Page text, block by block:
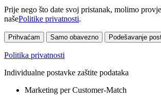
Prije nego što date svoj pristanak, molimo
našePolitike privatnosti.
Prihvaćam Samo obavezno Podešavanje
Politika privatnosti
Individualne postavke zaštite podataka
Marketing per Customer-Match